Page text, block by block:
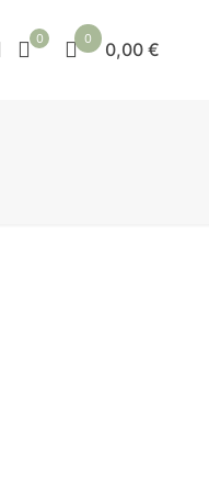
0 0 0,00 €